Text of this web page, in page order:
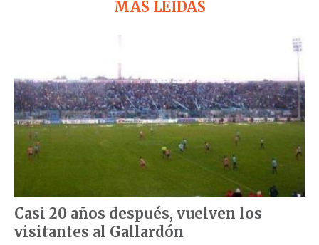
MÁS LEÍDAS
Casi 20 años después, vuelven los
visitantes al Gallardón